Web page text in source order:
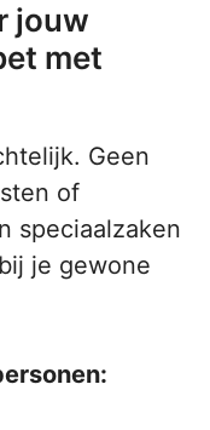
jouw
met
Geen
of
speciaalzaken
je gewone